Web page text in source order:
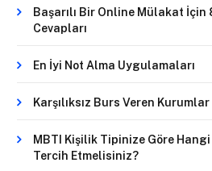
Başarılı Bir Online Mülakat
Cevapları
En İyi Not Alma Uygulamaları
Karşılıksız Burs Veren Kurumlar
MBTI Kişilik Tipinize Göre Hangi
Tercih Etmelisiniz?